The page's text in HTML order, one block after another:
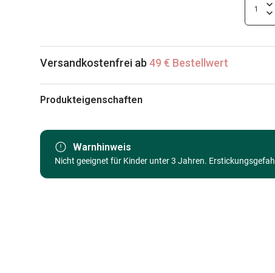
Versandkostenfrei ab 49 € Bestellwert
Produkteigenschaften
Kategorie
Puzzle für
Warnhinweis
Nicht geeignet für Kinder unter 3 Jahren.